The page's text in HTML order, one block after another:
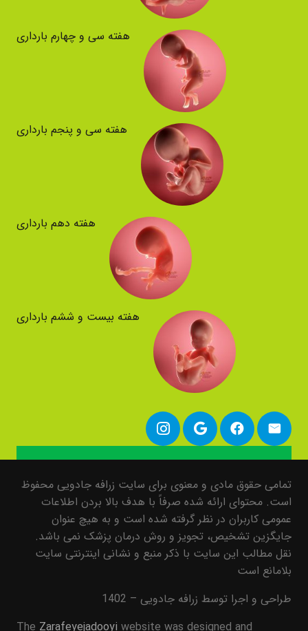
هفته سی و چهارم بارداری
هفته سی و پنجم بارداری
هفته دهم بارداری
هفته بیست و ششم بارداری
تمامی حقوق مادی و معنوی برای سایت زرافه جادویی محفوظ
است. محتوای ارائه شده صرفاً با هدف بالا بردن اطلاعات
عمومی کاربران در نظر گرفته شده است و به هیچ عنوان
جایگزین تشخیص، تجویز و روش درمان پزشک نمی باشد.
نقل مطالب این سایت با ذکر منبع و نشانی اینترنتی سایت
بلامانع است
طراحی و اجرا توسط زرافه جادویی – 1402
The Zarafeyejadooyi website was designed and